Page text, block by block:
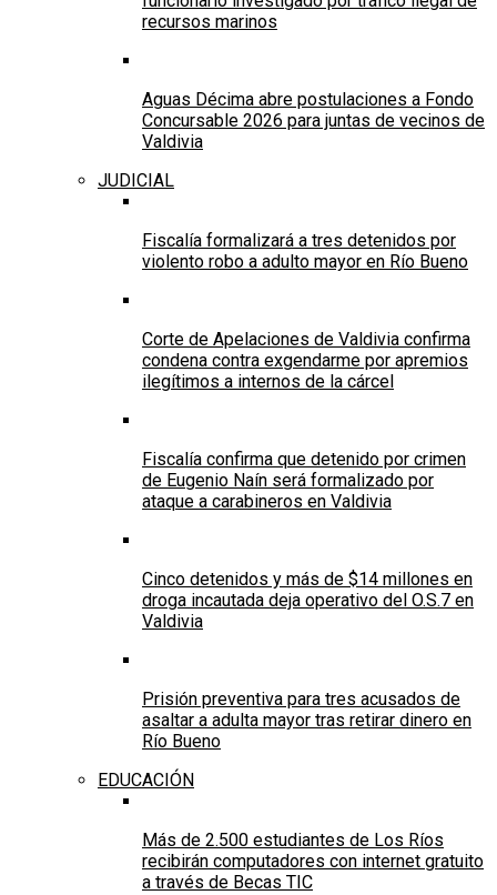
recursos marinos
Aguas Décima abre postulaciones a Fondo
Concursable 2026 para juntas de vecinos de
Valdivia
JUDICIAL
Fiscalía formalizará a tres detenidos por
violento robo a adulto mayor en Río Bueno
Corte de Apelaciones de Valdivia confirma
condena contra exgendarme por apremios
ilegítimos a internos de la cárcel
Fiscalía confirma que detenido por crimen
de Eugenio Naín será formalizado por
ataque a carabineros en Valdivia
Cinco detenidos y más de $14 millones en
droga incautada deja operativo del O.S.7 en
Valdivia
Prisión preventiva para tres acusados de
asaltar a adulta mayor tras retirar dinero en
Río Bueno
EDUCACIÓN
Más de 2.500 estudiantes de Los Ríos
recibirán computadores con internet gratuito
a través de Becas TIC